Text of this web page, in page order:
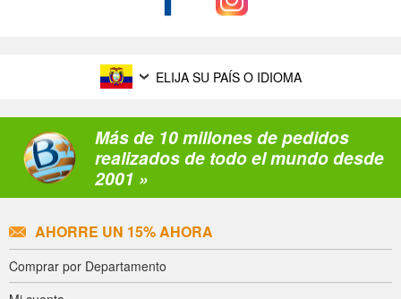
ELIJA SU PAÍS O IDIOMA
Más de 10 millones de pedidos
realizados de todo el mundo desde
2001 »
AHORRE UN 15% AHORA
Comprar por Departamento